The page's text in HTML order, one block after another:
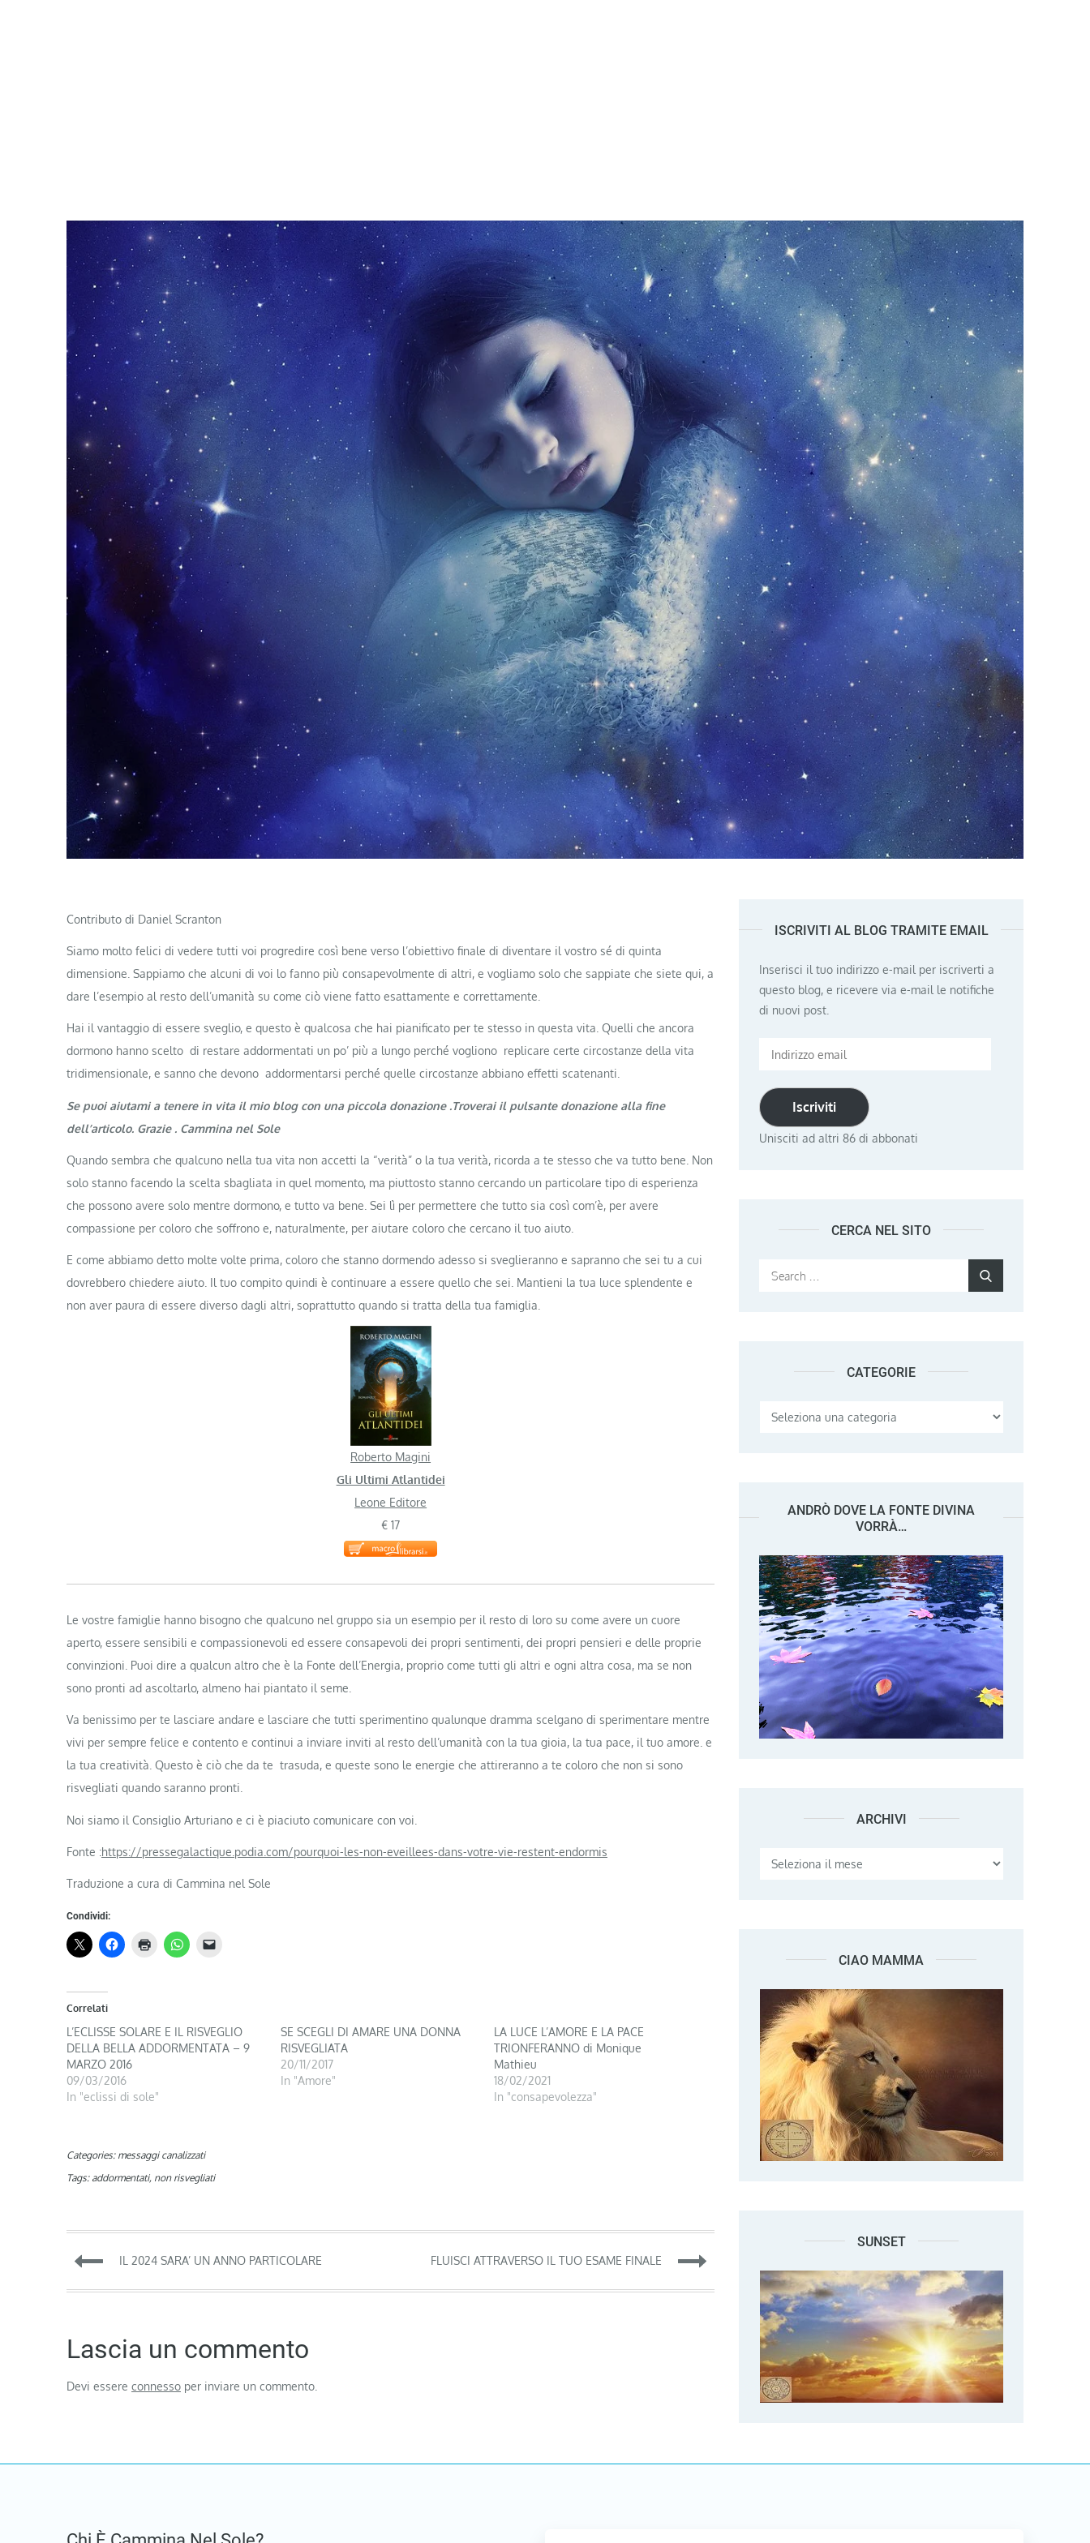
Contributo di Daniel Scranton
Siamo molto felici di vedere tutti voi progredire così bene verso l’obiettivo finale di diventare il vostro sé di quinta
dimensione. Sappiamo che alcuni di voi lo fanno più consapevolmente di altri, e vogliamo solo che sappiate che siete qui, a
dare l’esempio al resto dell’umanità su come ciò viene fatto esattamente e correttamente.
Hai il vantaggio di essere sveglio, e questo è qualcosa che hai pianificato per te stesso in questa vita. Quelli che ancora
dormono hanno scelto di restare addormentati un po’ più a lungo perché vogliono replicare certe circostanze della vita
tridimensionale, e sanno che devono addormentarsi perché quelle circostanze abbiano effetti scatenanti.
Se puoi aiutami a tenere in vita il mio blog con una piccola donazione .Troverai il pulsante donazione alla fine
dell’articolo. Grazie . Cammina nel Sole
Quando sembra che qualcuno nella tua vita non accetti la “verità” o la tua verità, ricorda a te stesso che va tutto bene. Non
solo stanno facendo la scelta sbagliata in quel momento, ma piuttosto stanno cercando un particolare tipo di esperienza
che possono avere solo mentre dormono, e tutto va bene. Sei lì per permettere che tutto sia così com’è, per avere
compassione per coloro che soffrono e, naturalmente, per aiutare coloro che cercano il tuo aiuto.
E come abbiamo detto molte volte prima, coloro che stanno dormendo adesso si sveglieranno e sapranno che sei tu a cui
dovrebbero chiedere aiuto. Il tuo compito quindi è continuare a essere quello che sei. Mantieni la tua luce splendente e
non aver paura di essere diverso dagli altri, soprattutto quando si tratta della tua famiglia.
Roberto Magini
Gli Ultimi Atlantidei
Leone Editore
€ 17
Le vostre famiglie hanno bisogno che qualcuno nel gruppo sia un esempio per il resto di loro su come avere un cuore
aperto, essere sensibili e compassionevoli ed essere consapevoli dei propri sentimenti, dei propri pensieri e delle proprie
convinzioni. Puoi dire a qualcun altro che è la Fonte dell’Energia, proprio come tutti gli altri e ogni altra cosa, ma se non
sono pronti ad ascoltarlo, almeno hai piantato il seme.
Va benissimo per te lasciare andare e lasciare che tutti sperimentino qualunque dramma scelgano di sperimentare mentre
vivi per sempre felice e contento e continui a inviare inviti al resto dell’umanità con la tua gioia, la tua pace, il tuo amore. e
la tua creatività. Questo è ciò che da te trasuda, e queste sono le energie che attireranno a te coloro che non si sono
risvegliati quando saranno pronti.
Noi siamo il Consiglio Arturiano e ci è piaciuto comunicare con voi.
Fonte :https://pressegalactique.podia.com/pourquoi-les-non-eveillees-dans-votre-vie-restent-endormis
Traduzione a cura di Cammina nel Sole
Condividi:
Correlati
L’ECLISSE SOLARE E IL RISVEGLIO
DELLA BELLA ADDORMENTATA – 9
MARZO 2016
09/03/2016
In "eclissi di sole"
SE SCEGLI DI AMARE UNA DONNA
RISVEGLIATA
20/11/2017
In "Amore"
LA LUCE L’AMORE E LA PACE
TRIONFERANNO di Monique
Mathieu
18/02/2021
In "consapevolezza"
Categories: messaggi canalizzati
Tags: addormentati, non risvegliati
Navigazione
articoli
IL 2024 SARA’ UN ANNO PARTICOLARE FLUISCI ATTRAVERSO IL TUO ESAME FINALE
Lascia un commento
Devi essere connesso per inviare un commento.
ISCRIVITI AL BLOG TRAMITE EMAIL
Inserisci il tuo indirizzo e-mail per iscriverti a
questo blog, e ricevere via e-mail le notifiche
di nuovi post.
Indirizzo
Iscriviti
Unisciti ad altri 86 di abbonati
CERCA NEL SITO
Search
CATEGORIE
Categorie
ANDRÒ DOVE LA FONTE DIVINA
VORRÀ…
ARCHIVI Archivi
CIAO MAMMA
SUNSET